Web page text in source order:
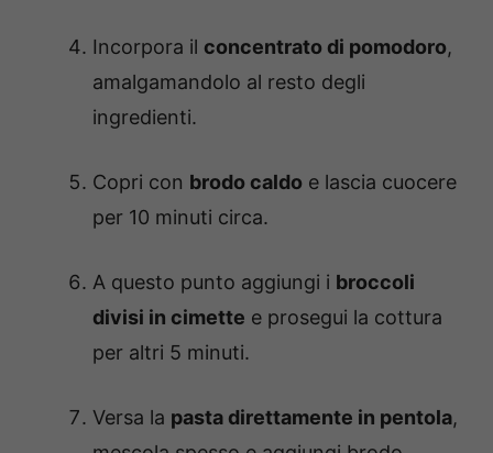
Incorpora il concentrato di pomodoro,
amalgamandolo al resto degli
ingredienti.
Copri con brodo caldo e lascia cuocere
per 10 minuti circa.
A questo punto aggiungi i broccoli
divisi in cimette e prosegui la cottura
per altri 5 minuti.
Versa la pasta direttamente in pentola,